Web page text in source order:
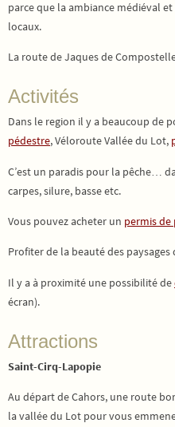
parce que la ambiance médiéval
locaux.
La route de Jaques de
Activités
Dans le region il y a beaucoup de
pédestre, Véloroute Vallée du Lot,
C’est un paradis pour la pêche…
carpes, silure, basse etc.
Vous pouvez acheter un permis de
Profiter de la beauté des
Il y a à proximité une possibilité de
écran).
Attractions
Saint-Cirq-Lapopie
Au départ de Cahors, une route
la vallée du Lot pour vous